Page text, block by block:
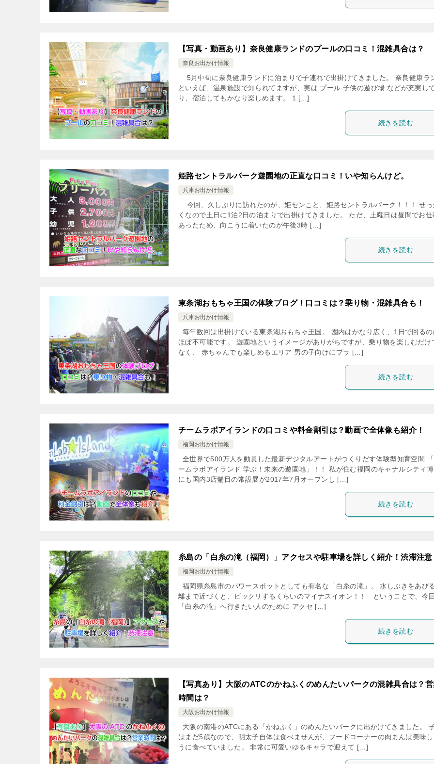
【写真・動画あり】奈良健康ランドのプールの口コミ！混雑具合は？
奈良お出かけ情報
5月中旬に奈良健康ランドに泊まりで子連れで出掛けてきました。 奈良健康ラ
といえば、温泉施設で知られてますが、実は プール 子供の遊び場 などが充実し
り、宿泊してもかなり楽しめます。 1 […]
続きを読む
姫路セントラルパーク遊園地の正直な口コミ！いや知らんけど。
兵庫お出かけ情報
今回、久しぶりに訪れたのが、姫センこと、姫路セントラルパーク！！！ せ
くなので土日に1泊2日の泊まりで出掛けてきました。 ただ、土曜日は昼間でお
あったため、向こうに着いたのが午後3時 […]
続きを読む
東条湖おもちゃ王国の体験ブログ！口コミは？乗り物・混雑具合も！
兵庫お出かけ情報
毎年数回は出掛けている東条湖おもちゃ王国。 園内はかなり広く、1日で回る
ほぼ不可能です。 遊園地というイメージがありがちですが、乗り物を楽しむだけ
なく、 赤ちゃんでも楽しめるエリア 男の子向けにプラ […]
続きを読む
チームラボアイランドの口コミや料金割引は？動画で全体像も紹介！
福岡お出かけ情報
全世界で500万人を動員した最新デジタルアートがつくりだす体験型知育空間
ームラボアイランド 学ぶ！未来の遊園地」！！ 私が住む福岡のキャナルシティ
にも国内3店舗目の常設展が2017年7月オープンし […]
続きを読む
糸島の「白糸の滝（福岡）」アクセスや駐車場を詳しく紹介！渋滞注意
福岡お出かけ情報
福岡県糸島市のパワースポットとしても有名な「白糸の滝」。 水しぶきをあび
離まで近づくと、ビックリするくらいのマイナスイオン！！ ということで、今
「白糸の滝」へ行きたい人のために アクセ […]
続きを読む
【写真あり】大阪のATCのかねふくのめんたいパークの混雑具合は？
時間は？
大阪お出かけ情報
大阪の南港のATCにある「かねふく」のめんたいパークに出かけてきました。
はまだ5歳なので、明太子自体は食べませんが、フードコーナーの肉まんは美味
うに食べていました。 非常に可愛いゆるキャラで迎えて […]